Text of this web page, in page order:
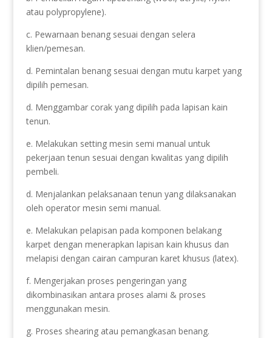
atau polypropylene).
c. Pewarnaan benang sesuai dengan selera
klien/pemesan.
d. Pemintalan benang sesuai dengan mutu karpet yang
dipilih pemesan.
d. Menggambar corak yang dipilih pada lapisan kain
tenun.
e. Melakukan setting mesin semi manual untuk
pekerjaan tenun sesuai dengan kwalitas yang dipilih
pembeli.
d. Menjalankan pelaksanaan tenun yang dilaksanakan
oleh operator mesin semi manual.
e. Melakukan pelapisan pada komponen belakang
karpet dengan menerapkan lapisan kain khusus dan
melapisi dengan cairan campuran karet khusus (latex).
f. Mengerjakan proses pengeringan yang
dikombinasikan antara proses alami & proses
menggunakan mesin.
g. Proses shearing atau pemangkasan benang.